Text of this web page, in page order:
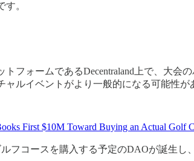
。
トフォームであるDecentraland上で、大
ャルイベントがより一般的になる可能性が
First $10M Toward Buying an Actual Golf
ルフコースを購入する予定のDAOが誕生し